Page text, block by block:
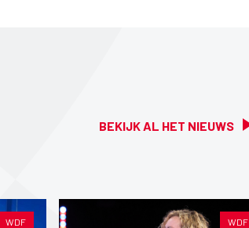
BEKIJK AL HET NIEUWS
WDF WDF